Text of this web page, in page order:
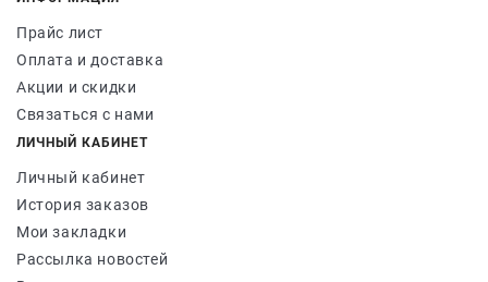
Прайс лист
Оплата и доставка
Акции и скидки
Связаться с нами
ЛИЧНЫЙ КАБИНЕТ
Личный кабинет
История заказов
Мои закладки
Рассылка новостей